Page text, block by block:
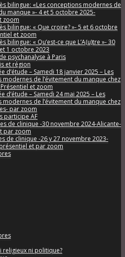
bilingue: «Les conceptions modernes de
manque »- 4 et 5 octobre 2025-
zoom
bilingue: « Que croire? »- 5 et 6 octobre
et zoom
bilingue: « Qu’est-ce que L’A(u)tre »- 30
1 octobre 2023
psychanalyse à Paris
et région
d’étude – Samedi 18 janvier 2025 – Les
modernes de l’évitement du manque chez
et zoom
d’étude – Samedi 24 mai 2025 – Les
modernes de l’évitement du manque chez
par zoom
participe AF
de clinique -30 novembre 2024-Alicante-
par zoom
de clinique -26 y 27 novembre 2023-
et par zoom
religieux ni politique?